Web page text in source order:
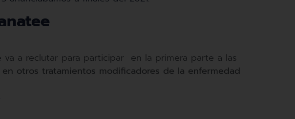
va a reclutar para participar en la primera parte a las
otros tratamientos modificadores de la enfermedad